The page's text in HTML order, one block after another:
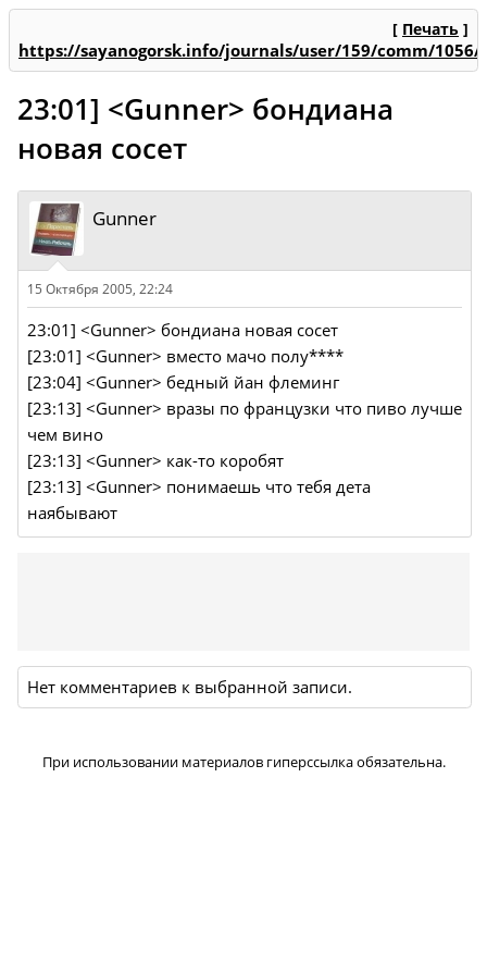
[ Печать ]
https://sayanogorsk.info/journals/user/159/comm/1056/
23:01] <Gunner> бондиана
новая сосет
Gunner
15 Октября 2005, 22:24
23:01] <Gunner> бондиана новая сосет
[23:01] <Gunner> вместо мачо полу****
[23:04] <Gunner> бедный йан флеминг
[23:13] <Gunner> вразы по французки что пиво лучше
чем вино
[23:13] <Gunner> как-то коробят
[23:13] <Gunner> понимаешь что тебя дета
наябывают
Нет комментариев к выбранной записи.
При использовании материалов гиперссылка обязательна.